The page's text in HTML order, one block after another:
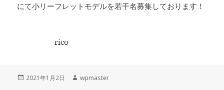
にて小リーフレットモデルを若干名募集しております！
rico
投
2021年1月2日
作
wpmaster